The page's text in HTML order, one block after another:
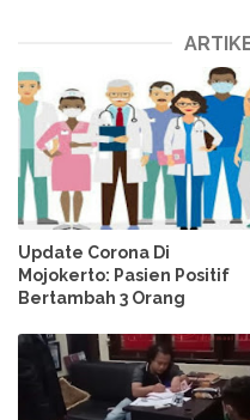
Update Corona Di
Mojokerto: Pasien Positif
Bertambah 3 Orang